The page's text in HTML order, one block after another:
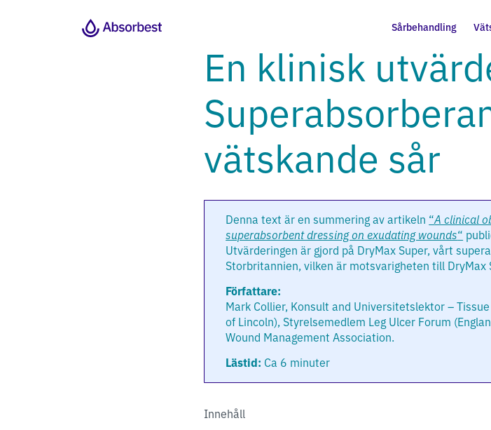
Sårbehandling
En klinisk
vätskande sår
Denna text är en summering av artikeln “A clinical
superabsorbent dressing on exudating wounds“
Utvärderingen är gjord på DryMax Super, vårt
Storbritannien, vilken är motsvarigheten till DryMax
Författare:
Mark Collier, Konsult and Universitetslektor –
of Lincoln), Styrelsemedlem Leg Ulcer Forum
Wound Management Association.
Lästid: Ca 6 minuter
Innehåll